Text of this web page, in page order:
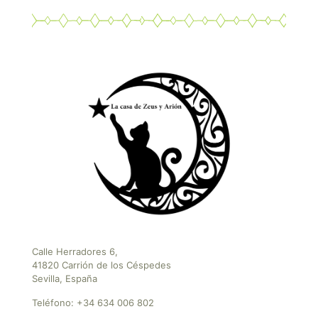
Calle Herradores 6,
41820 Carrión de los Céspedes
Sevilla, España
Teléfono: +34 634 006 802